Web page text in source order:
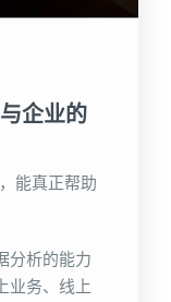
企业的
能真正帮助
分析的能力
业务、线上